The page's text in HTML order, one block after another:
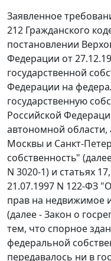
Заявленное
212 Гражданского
постановлении
Федерации от
государственной
Федерации на
государственную
Российской
автономной области,
Москвы и Санкт-
собственность"
N 3020-1) и статьях 17,
21.07.1997 N 122-ФЗ
прав на недвижимое
(далее - Закон о
тем, что спорное
федеральной
передавалось ни в